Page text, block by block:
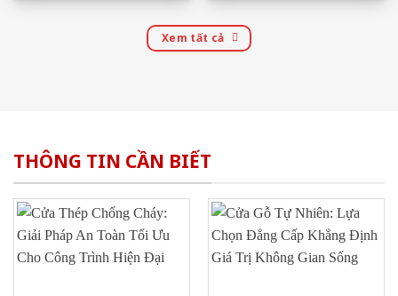
Xem tất cả
THÔNG TIN CẦN BIẾT